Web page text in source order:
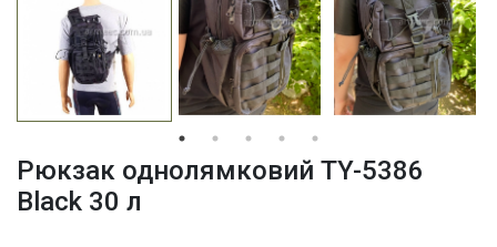
Рюкзак однолямковий TY-5386
Black 30 л